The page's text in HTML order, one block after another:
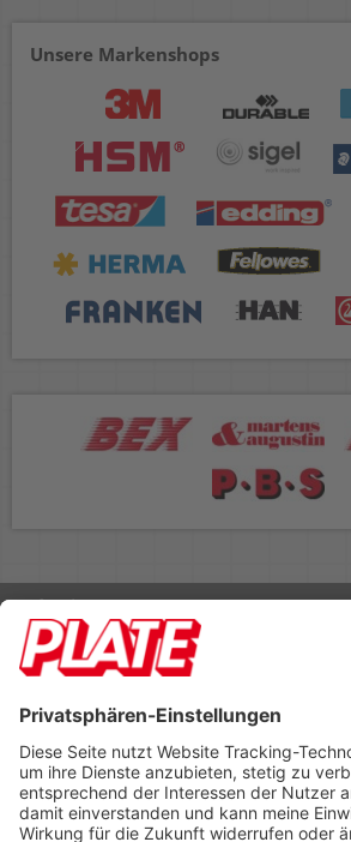
Unsere Markenshops
Rufen Sie uns an 04298 401-0
Lieferbedingungen Impressum
Footer anzeigen
PLATE Büromaterial Vertriebs GmbH
Hilligenwarf 5